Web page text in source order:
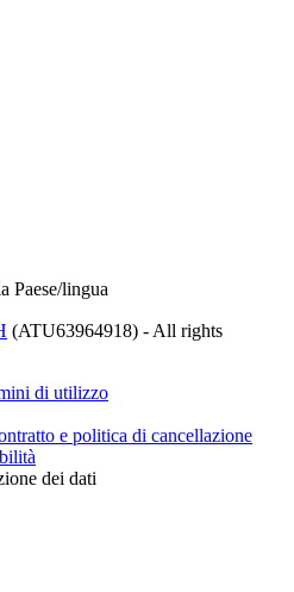
Paese/lingua
(ATU63964918) - All rights
di utilizzo
e politica di cancellazione
dei dati